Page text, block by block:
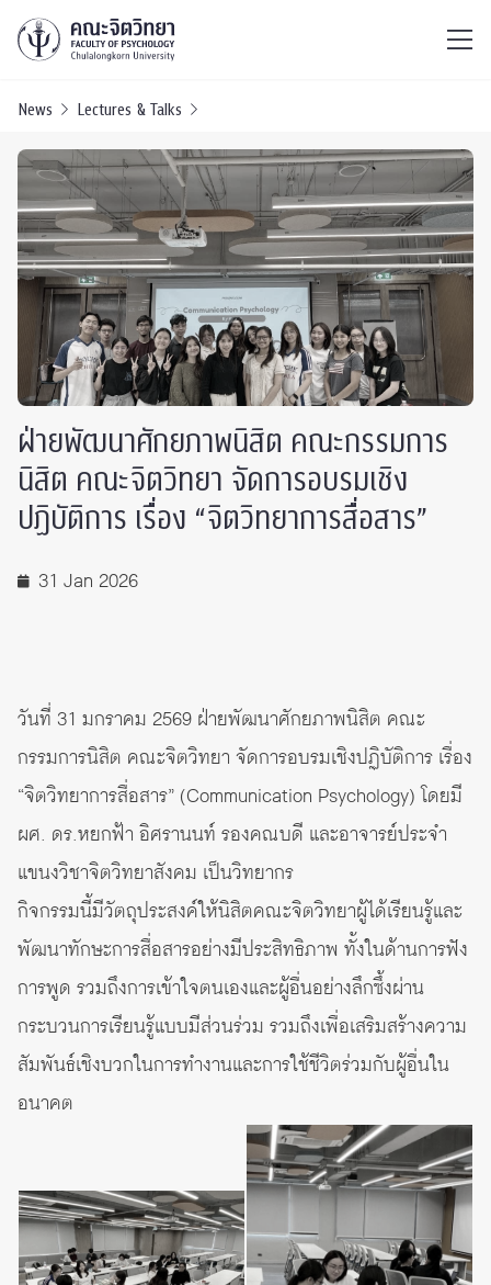
News Lectures & Talks
ฝ่ายพัฒนาศักยภาพนิสิต คณะกรรมการ
นิสิต คณะจิตวิทยา จัดการอบรมเชิง
ปฏิบัติการ เรื่อง “จิตวิทยาการสื่อสาร”
31 Jan 2026
วันที่ 31 มกราคม 2569 ฝ่ายพัฒนาศักยภาพนิสิต คณะ
กรรมการนิสิต คณะจิตวิทยา จัดการอบรมเชิงปฏิบัติการ เรื่อง
“จิตวิทยาการสื่อสาร” (Communication Psychology) โดยมี
ผศ. ดร.หยกฟ้า อิศรานนท์ รองคณบดี และอาจารย์ประจำ
แขนงวิชาจิตวิทยาสังคม เป็นวิทยากร
กิจกรรมนี้มีวัตถุประสงค์ให้นิสิตคณะจิตวิทยาผู้ได้เรียนรู้และ
พัฒนาทักษะการสื่อสารอย่างมีประสิทธิภาพ ทั้งในด้านการฟัง
การพูด รวมถึงการเข้าใจตนเองและผู้อื่นอย่างลึกซึ้งผ่าน
กระบวนการเรียนรู้แบบมีส่วนร่วม รวมถึงเพื่อเสริมสร้างความ
สัมพันธ์เชิงบวกในการทำงานและการใช้ชีวิตร่วมกับผู้อื่นใน
อนาคต